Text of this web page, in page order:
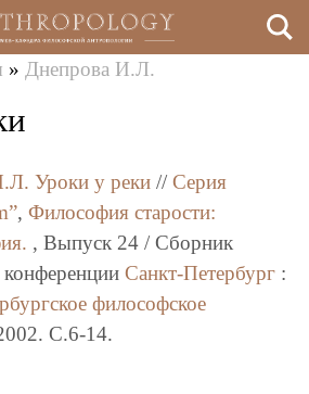
» Днепрова И.Л.
Уроки у реки // Серия
, Философия старости:
, Выпуск 24 / Сборник
конференции Санкт-Петербург :
философское
C.6-14.